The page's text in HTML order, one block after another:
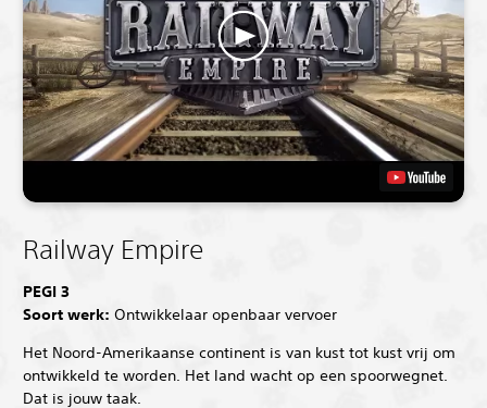
Railway Empire
PEGI 3
Soort werk: Ontwikkelaar openbaar vervoer
Het Noord-Amerikaanse continent is van kust tot kust vrij om
ontwikkeld te worden. Het land wacht op een spoorwegnet.
Dat is jouw taak.